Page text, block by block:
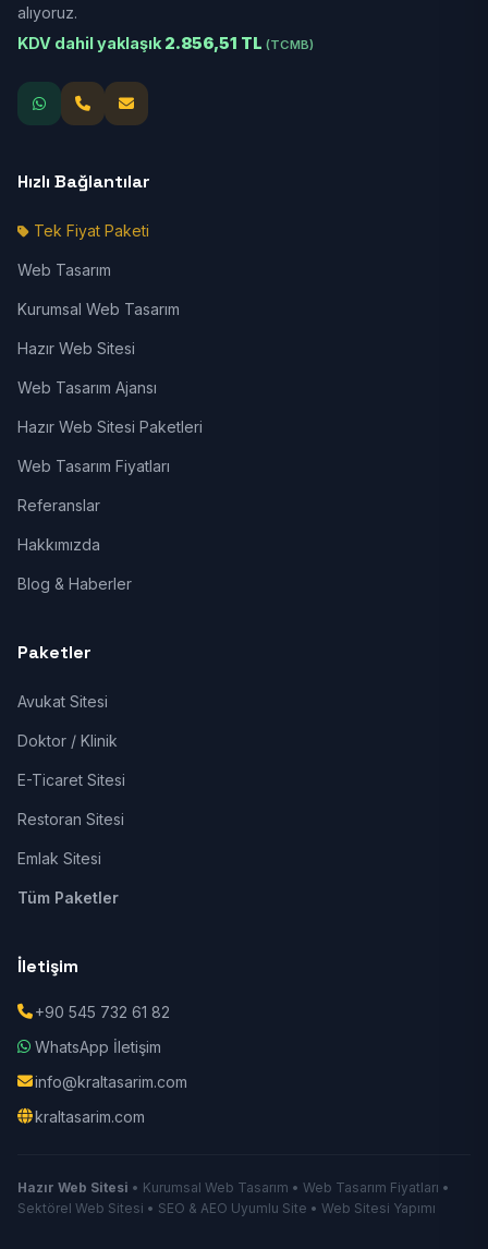
alıyoruz.
KDV dahil yaklaşık 2.856,51 TL (TCMB)
Hızlı Bağlantılar
Tek Fiyat Paketi
Web Tasarım
Kurumsal Web Tasarım
Hazır Web Sitesi
Web Tasarım Ajansı
Hazır Web Sitesi Paketleri
Web Tasarım Fiyatları
Referanslar
Hakkımızda
Blog & Haberler
Paketler
Avukat Sitesi
Doktor / Klinik
E-Ticaret Sitesi
Restoran Sitesi
Emlak Sitesi
Tüm Paketler
İletişim
+90 545 732 61 82
WhatsApp İletişim
info@kraltasarim.com
kraltasarim.com
Hazır Web Sitesi • Kurumsal Web Tasarım • Web Tasarım Fiyatları •
Sektörel Web Sitesi • SEO & AEO Uyumlu Site • Web Sitesi Yapımı